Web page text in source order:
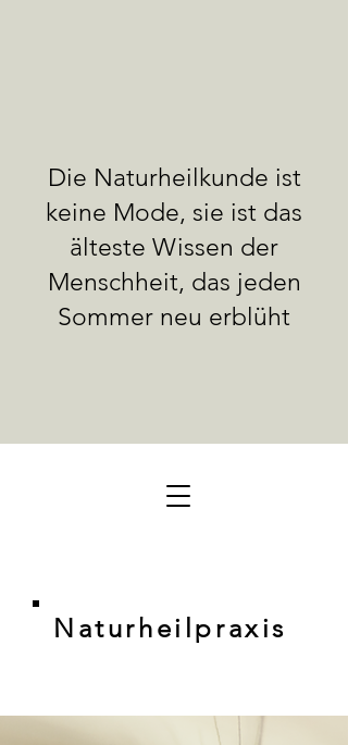
Naturheilpraxis
Die Naturheilkunde ist
keine Mode, sie ist das
älteste Wissen der
Menschheit, das jeden
Sommer neu erblüht